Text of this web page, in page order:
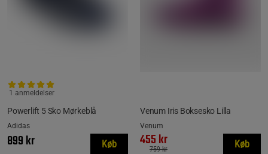
Powerlift 5 Sko Mørkeblå
1 anmeldelser
Adidas
899 kr Køb
Venum Iris Boksesko Lilla
Venum
455 kr
759 kr Køb